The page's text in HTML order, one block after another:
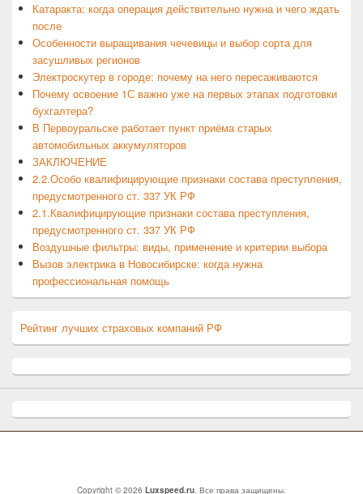
Катаракта: когда операция действительно нужна и чего ждать
после
Особенности выращивания чечевицы и выбор сорта для
засушливых регионов
Электроскутер в городе: почему на него пересаживаются
Почему освоение 1С важно уже на первых этапах подготовки
бухгалтера?
В Первоуральске работает пункт приёма старых
автомобильных аккумуляторов
ЗАКЛЮЧЕНИЕ
2.2.Особо квалифицирующие признаки состава преступления,
предусмотренного ст. 337 УК РФ
2.1.Квалифицирующие признаки состава преступления,
предусмотренного ст. 337 УК РФ
Воздушные фильтры: виды, применение и критерии выбора
Вызов электрика в Новосибирске: когда нужна
профессиональная помощь
Рейтинг лучших страховых компаний РФ
Copyright © 2026 Luxspeed.ru. Все права защищены.